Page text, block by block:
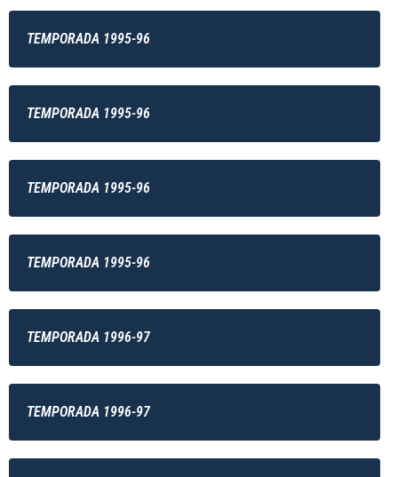
TEMPORADA 1995-96
TEMPORADA 1995-96
TEMPORADA 1995-96
TEMPORADA 1995-96
TEMPORADA 1996-97
TEMPORADA 1996-97